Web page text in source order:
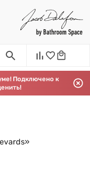
Подключено к